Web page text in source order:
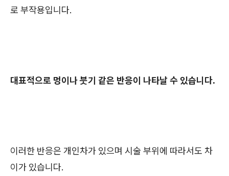
로 부작용입니다.
대표적으로 멍이나 붓기 같은 반응이 나타날 수 있습니다.
이러한 반응은 개인차가 있으며 시술 부위에 따라서도 차
이가 있습니다.